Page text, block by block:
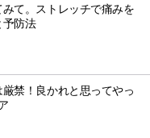
て。ストレッチで痛みを
予防法
禁！良かれと思ってやっ